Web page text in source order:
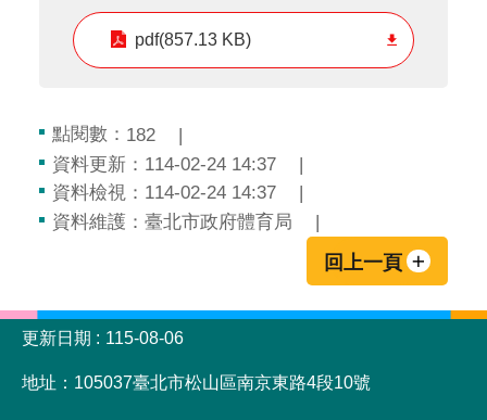
pdf(857.13 KB)
點閱數： 182
資料更新：114-02-24 14:37
資料檢視：114-02-24 14:37
資料維護：臺北市政府體育局
回上一頁
:::
更新日期
115-08-06
地址：105037臺北市松山區南京東路4段10號